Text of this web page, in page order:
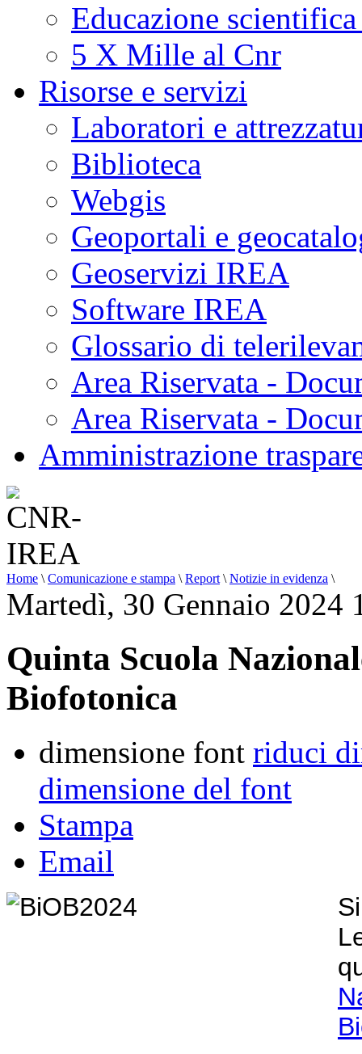
Educazione
5 X Mille al Cnr
Risorse e servizi
Laboratori e
Biblioteca
Webgis
Geoportali e
Geoservizi IREA
Software IREA
Glossario di
Area Riservata -
Area Riservata -
Amministrazione
Home \ Comunicazione e stampa \ Report \ Notizie in evidenza \
Martedì, 30 Gennaio 2024
Quinta Scuola
Biofotonica
dimensione font riduci
dimensione del font
Stampa
Email